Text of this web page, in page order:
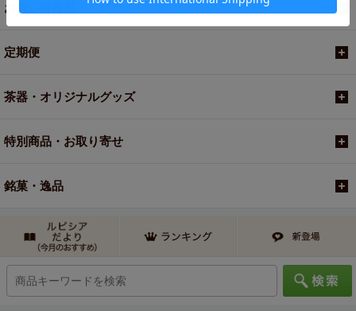
お買い得商品
定期便
茶器・オリジナルグッズ
特別商品・お取り寄せ
銘菓・逸品